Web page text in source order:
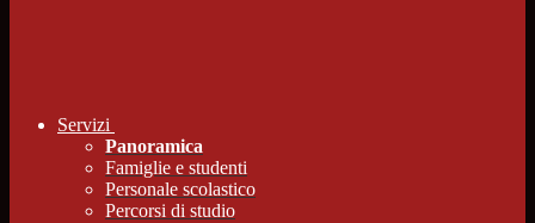
Servizi
Panoramica
Famiglie e studenti
Personale scolastico
Percorsi di studio